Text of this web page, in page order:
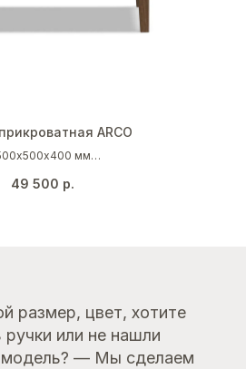
ARCO
мм
Орех
49 500 р.
размер, цвет, хотите
ручки или не нашли
— Мы сделаем